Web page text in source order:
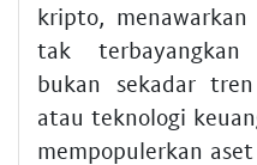
kripto, menawarkan
tak terbayangkan
bukan sekadar
atau teknologi
mempopulerkan